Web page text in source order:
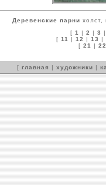
Деревенские парни
[ 1 | 2 | 3
[ 11 | 12 | 13 |
[ 21 | 22
[ главная | художники |